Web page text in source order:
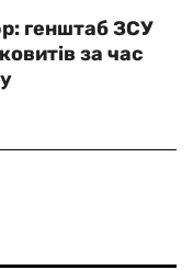
генштаб ЗСУ
за час